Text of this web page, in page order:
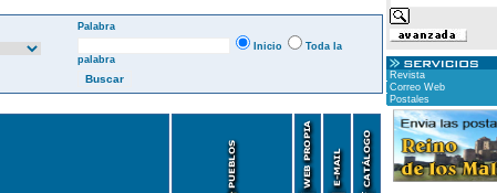
Palabra
Inicio
Toda la
palabra
Revista
Correo Web
Postales